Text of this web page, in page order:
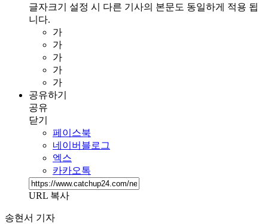
글자크기 설정 시 다른 기사의 본문도 동일하게 적용 됩
니다.
가
가
가
가
가
공유하기
공유
닫기
페이스북
네이버블로그
엑스
카카오톡
URL 복사
송현서 기자